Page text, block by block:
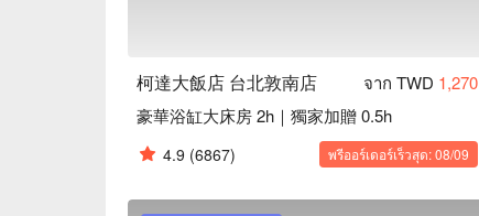
柯達大飯店 台北敦南店 จาก TWD 1,270
豪華浴缸大床房 2h｜獨家加贈 0.5h
4.9 (6867) พรีออร์เดอร์เร็วสุด: 08/09